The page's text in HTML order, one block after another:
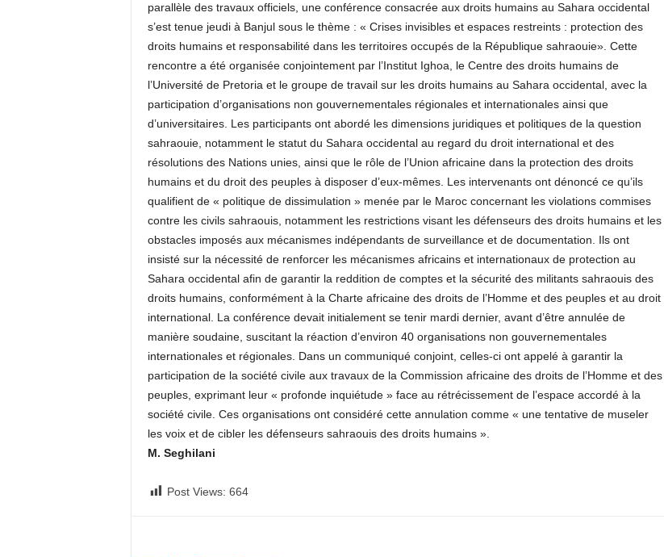
parallèle des travaux officiels, une conférence consacrée aux droits humains au Sahara occidental
s’est tenue jeudi à Banjul sous le thème : « Crises invisibles et espaces restreints : protection des
droits humains et responsabilité dans les territoires occupés de la République sahraouie». Cette
rencontre a été organisée conjointement par l’Institut Ighoa, le Centre des droits humains de
l’Université de Pretoria et le groupe de travail sur les droits humains au Sahara occidental, avec la
participation d’organisations non gouvernementales régionales et internationales ainsi que
d’universitaires. Les participants ont abordé les dimensions juridiques et politiques de la question
sahraouie, notamment le statut du Sahara occidental au regard du droit international et des
résolutions des Nations unies, ainsi que le rôle de l’Union africaine dans la protection des droits
humains et du droit des peuples à disposer d’eux-mêmes. Les intervenants ont dénoncé ce qu’ils
qualifient de « politique de dissimulation » menée par le Maroc concernant les violations commises
contre les civils sahraouis, notamment les restrictions visant les défenseurs des droits humains et les
obstacles imposés aux mécanismes indépendants de surveillance et de documentation. Ils ont
insisté sur la nécessité de renforcer les mécanismes africains et internationaux de protection au
Sahara occidental afin de garantir la reddition de comptes et la sécurité des militants sahraouis des
droits humains, conformément à la Charte africaine des droits de l’Homme et des peuples et au droit
international. La conférence devait initialement se tenir mardi dernier, avant d’être annulée de
manière soudaine, suscitant la réaction d’environ 40 organisations non gouvernementales
internationales et régionales. Dans un communiqué conjoint, celles-ci ont appelé à garantir la
participation de la société civile aux travaux de la Commission africaine des droits de l’Homme et des
peuples, exprimant leur « profonde inquiétude » face au rétrécissement de l’espace accordé à la
société civile. Ces organisations ont considéré cette annulation comme « une tentative de museler
les voix et de cibler les défenseurs sahraouis des droits humains ».
M. Seghilani
Post Views: 664